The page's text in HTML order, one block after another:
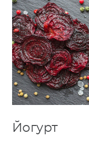
Йогурт